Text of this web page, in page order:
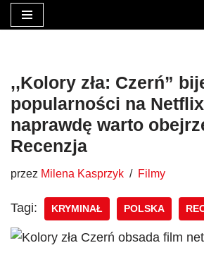
treści
,,Kolory zła: Czerń”
popularności na
naprawdę warto
Recenzja
przez Milena Kasprzyk Filmy
Tagi: KRYMINAŁ POLSKA